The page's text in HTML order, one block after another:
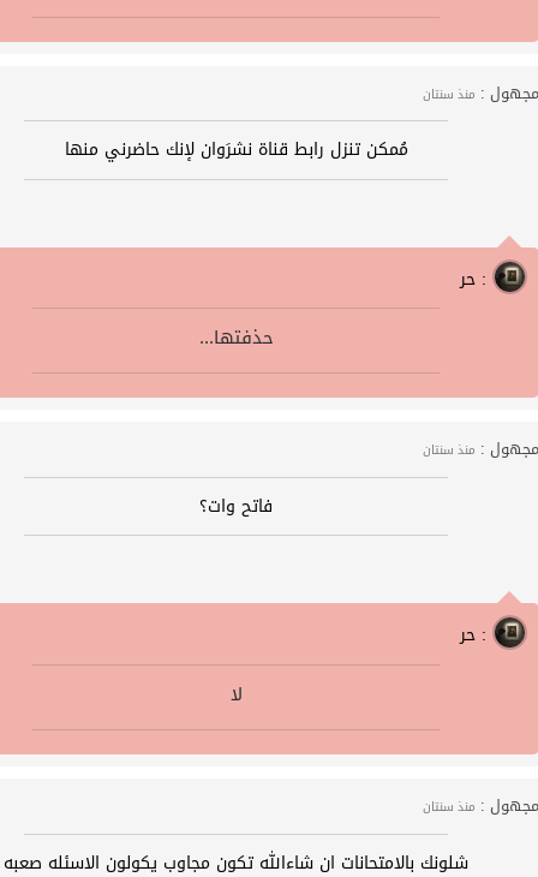
مجهول : منذ سنتان
مُمكن تنزل رابط قناة نشرَوان لإنك حاضرني منها
حر :
...حذفتها
مجهول : منذ سنتان
فاتح وات؟
حر :
لا
مجهول : منذ سنتان
شلونك بالامتحانات ان شاءﷲ تكون مجاوب يكولون الاسئله صعبه